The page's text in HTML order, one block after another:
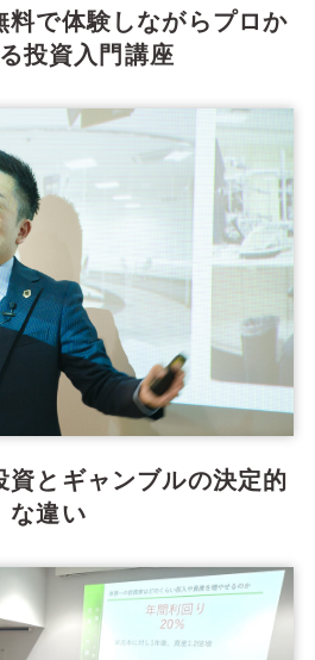
料で体験しながらプロか
投資入門講座
資とギャンブルの決定的
な違い